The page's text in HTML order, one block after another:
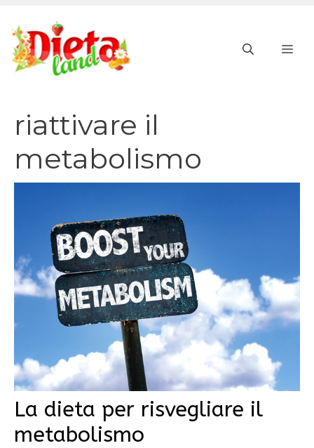
contenuto
riattivare il
metabolismo
La dieta per risvegliare il
metabolismo